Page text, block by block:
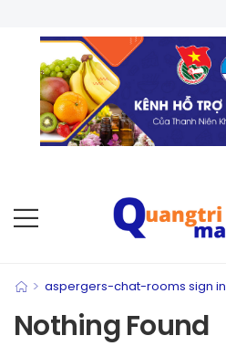
> aspergers-chat-rooms sign in
Nothing Found